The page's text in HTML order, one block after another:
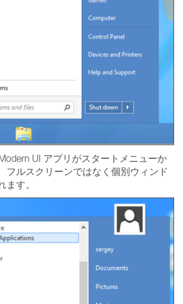
UI アプリがスタートメニューか
フルスクリーンではなく個別ウィンド
ます。